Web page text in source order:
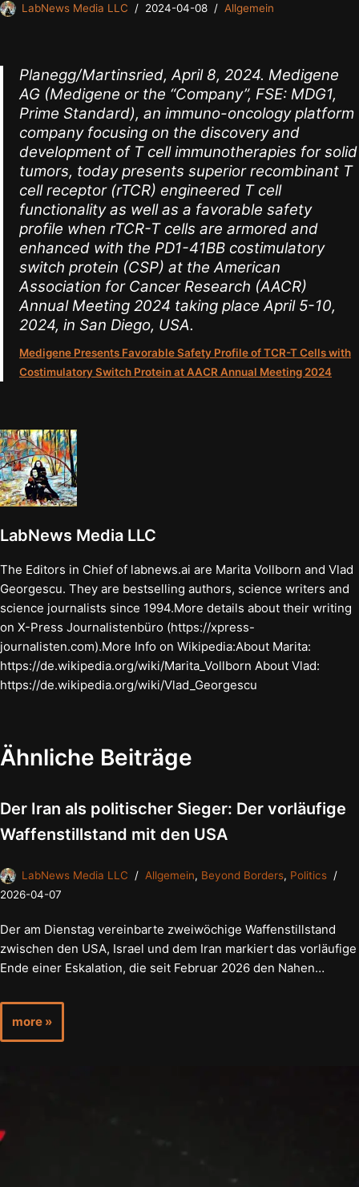
LabNews Media LLC 2024-04-08 Allgemein
Planegg/Martinsried, April 8, 2024. Medigene
AG (Medigene or the “Company”, FSE: MDG1,
Prime Standard), an immuno-oncology platform
company focusing on the discovery and
development of T cell immunotherapies for solid
tumors, today presents superior recombinant T
cell receptor (rTCR) engineered T cell
functionality as well as a favorable safety
profile when rTCR-T cells are armored and
enhanced with the PD1-41BB costimulatory
switch protein (CSP) at the American
Association for Cancer Research (AACR)
Annual Meeting 2024 taking place April 5-10,
2024, in San Diego, USA.
Medigene Presents Favorable Safety Profile of TCR-T Cells with
Costimulatory Switch Protein at AACR Annual Meeting 2024
LabNews Media LLC
The Editors in Chief of labnews.ai are Marita Vollborn and Vlad
Georgescu. They are bestselling authors, science writers and
science journalists since 1994.More details about their writing
on X-Press Journalistenbüro (https://xpress-
journalisten.com).More Info on Wikipedia:About Marita:
https://de.wikipedia.org/wiki/Marita_Vollborn About Vlad:
https://de.wikipedia.org/wiki/Vlad_Georgescu
Ähnliche Beiträge
Der Iran als politischer Sieger: Der vorläufige
Waffenstillstand mit den USA
LabNews Media LLC Allgemein, Beyond Borders, Politics
2026-04-07
Der am Dienstag vereinbarte zweiwöchige Waffenstillstand
zwischen den USA, Israel und dem Iran markiert das vorläufige
Ende einer Eskalation, die seit Februar 2026 den Nahen…
more »